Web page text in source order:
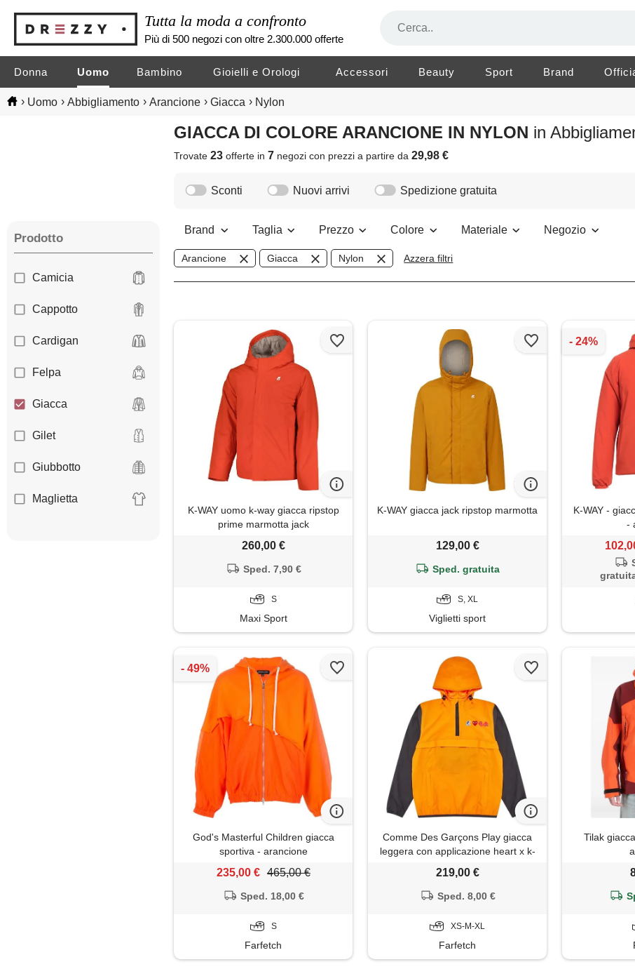
Tutta la moda a confronto
Più di 500 negozi con oltre 2.300.000 offerte
Donna Uomo Bambino Gioielli e Orologi Accessori Beauty Sport Brand
› Uomo › Abbigliamento › Arancione › Giacca › Nylon
GIACCA DI COLORE ARANCIONE IN NYLON in
Trovate23 offerte in7 negozicon prezzi a partire da29,98 €
Prodotto
Camicia
Cappotto
Cardigan
Felpa
Giacca
Gilet
Giubbotto
Maglietta
Sconti Nuovi arrivi Spedizione gratuita
Brand Taglia Prezzo Colore Materiale Negozio
Arancione Giacca Nylon Azzera filtri
K-WAY uomo k-way giacca ripstop
prime marmotta jack
260,00 €
Sped. 7,90 €
S
Maxi Sport
K-WAY giacca jack ripstop marmotta
129,00 €
Sped. gratuita
S, XL
Viglietti sport
K-WAY -
-
God's Masterful Children giacca
sportiva - arancione
235,00 € 465,00 €
Sped. 18,00 €
S
Farfetch
Comme Des Garçons Play giacca
leggera con applicazione heart x k-
way - arancione
219,00 €
Sped. 8,00 €
XS-M-XL
Farfetch
Tilak